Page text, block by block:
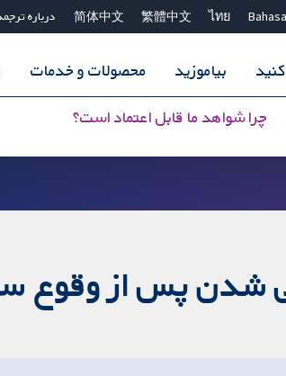
ไทย
繁體中文
简体中文 درباره
چرا شواهد ما قابل اعتماد است؟
بیاموزید محصولات و خدمات
شدن پس از وقوع